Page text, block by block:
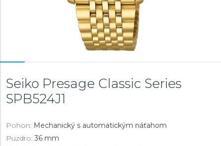
Seiko Presage Classic Series
SPB524J1
Pohon: Mechanický s automatickým náťahom
Puzdro: 36 mm